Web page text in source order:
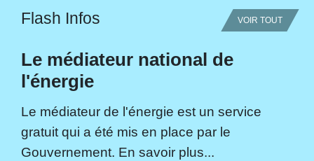
Flash Infos VOIR TOUT
Le médiateur national de
l'énergie
Le médiateur de l'énergie est un service
gratuit qui a été mis en place par le
Gouvernement. En savoir plus...